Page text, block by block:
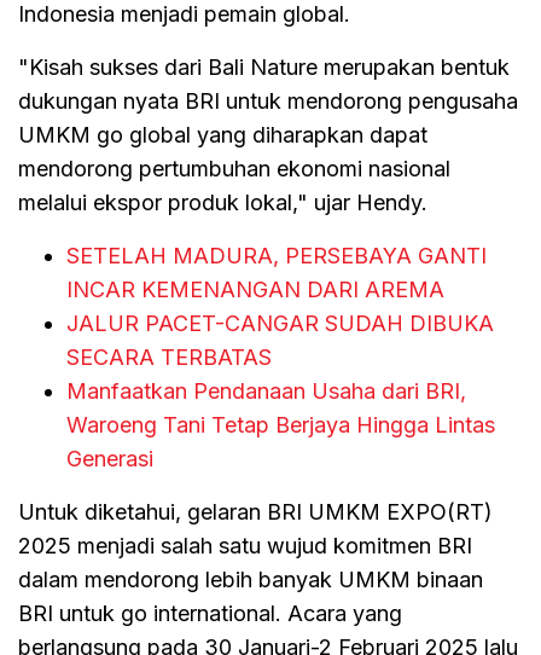
Indonesia menjadi pemain global.
"Kisah sukses dari Bali Nature merupakan bentuk
dukungan nyata BRI untuk mendorong pengusaha
UMKM go global yang diharapkan dapat
mendorong pertumbuhan ekonomi nasional
melalui ekspor produk lokal," ujar Hendy.
SETELAH MADURA, PERSEBAYA GANTI
INCAR KEMENANGAN DARI AREMA
JALUR PACET-CANGAR SUDAH DIBUKA
SECARA TERBATAS
Manfaatkan Pendanaan Usaha dari BRI,
Waroeng Tani Tetap Berjaya Hingga Lintas
Generasi
Untuk diketahui, gelaran BRI UMKM EXPO(RT)
2025 menjadi salah satu wujud komitmen BRI
dalam mendorong lebih banyak UMKM binaan
BRI untuk go international. Acara yang
berlangsung pada 30 Januari-2 Februari 2025 lalu